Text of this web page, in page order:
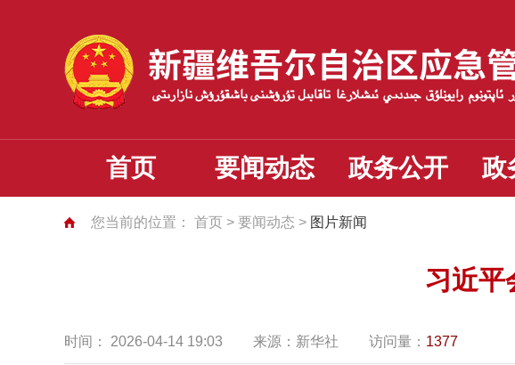
首页 要闻动态 政务公开 政
您当前的位置： 首页 > 要闻动态 > 图片新闻
习近平
时间： 2026-04-14 19:03 来源： 新华社 访问量： 1377